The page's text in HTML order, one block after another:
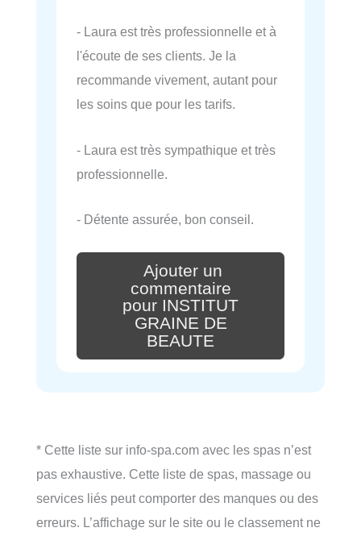
- Laura est très professionnelle et à
l'écoute de ses clients. Je la
recommande vivement, autant pour
les soins que pour les tarifs.
- Laura est très sympathique et très
professionnelle.
- Détente assurée, bon conseil.
Ajouter un
commentaire
pour INSTITUT
GRAINE DE
BEAUTE
* Cette liste sur info-spa.com avec les spas n’est
pas exhaustive. Cette liste de spas, massage ou
services liés peut comporter des manques ou des
erreurs. L’affichage sur le site ou le classement ne